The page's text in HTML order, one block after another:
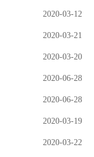
2020-03-12
2020-03-21
2020-03-20
2020-06-28
2020-06-28
2020-03-19
2020-03-22